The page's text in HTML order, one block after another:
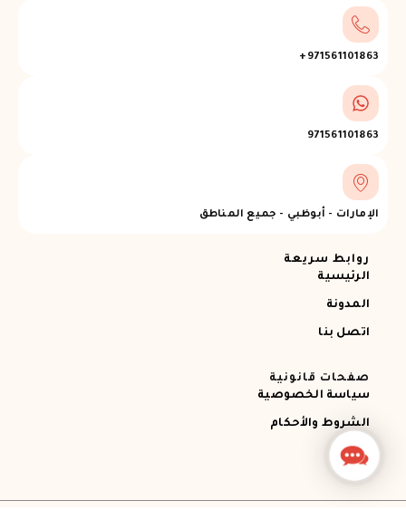
971561101863+
971561101863
الإمارات - أبوظبي - جميع المناطق
روابط سريعة
الرئيسية
المدونة
اتصل بنا
صفحات قانونية
سياسة الخصوصية
الشروط والأحكام
Contact
Us